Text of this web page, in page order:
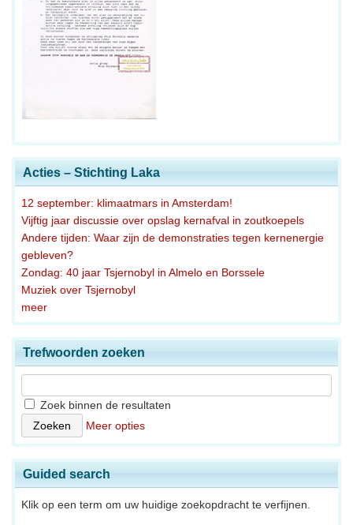
Acties – Stichting Laka
12 september: klimaatmars in Amsterdam!
Vijftig jaar discussie over opslag kernafval in zoutkoepels
Andere tijden: Waar zijn de demonstraties tegen kernenergie
gebleven?
Zondag: 40 jaar Tsjernobyl in Almelo en Borssele
Muziek over Tsjernobyl
meer
Trefwoorden zoeken
Zoek binnen de resultaten
Meer opties
Guided search
Klik op een term om uw huidige zoekopdracht te verfijnen.